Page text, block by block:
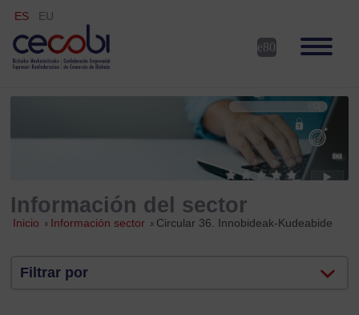
ES EU
Información del sector
Inicio » Información sector » Circular 36. Innobideak-Kudeabide
Filtrar por